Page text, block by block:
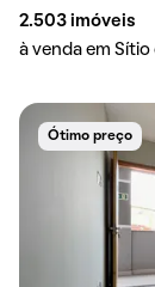
2.503 imóveis
à venda em Sítio
Ótimo preço